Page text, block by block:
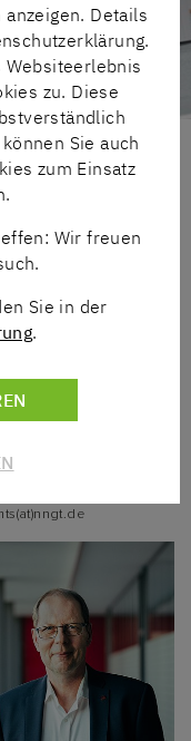
TÖWS
Details
zu. Diese
Sie auch
zum Einsatz
Wir freuen
Sie in der
.